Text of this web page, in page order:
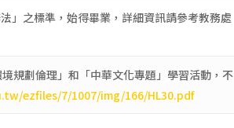
」之標準，始得畢業，詳細資訊請參考教務處
規劃倫理」和「中華文化專題」學習活動，不
ezfiles/7/1007/img/166/HL30.pdf